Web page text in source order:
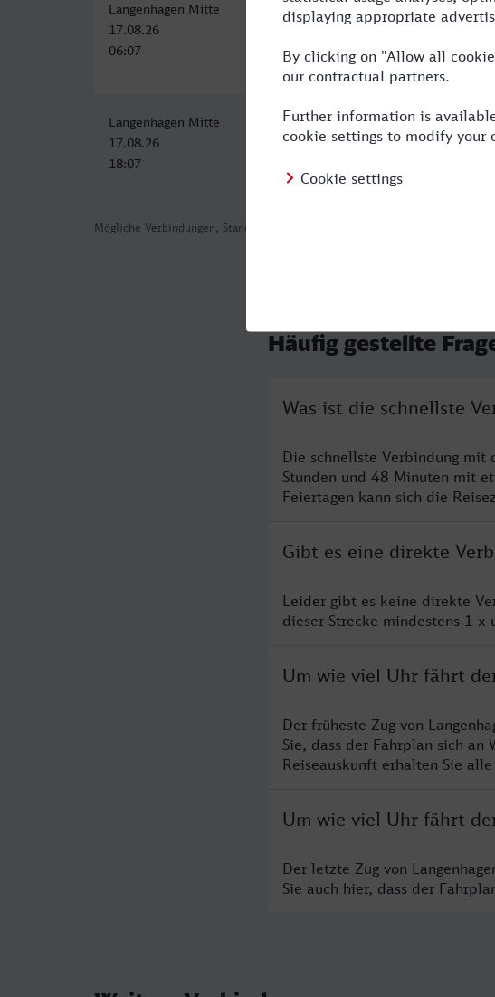
Mögliche Verbindungen, Stand: 2026-08-03 15:10
Langenhagen Mitte
17.08.26
06:07
Osnabrück Hbf
17.08.26
09:12
Langenhagen Mitte
17.08.26
18:07
Osnabrück Hbf
17.08.26
Häufig gestellte
Was ist die schnellste
Die schnellste Verbindung mit
Stunden und 48 Minuten mit
Feiertagen kann sich die
Gibt es eine direkte
Leider gibt es keine direkte
dieser Strecke mindestens 1 x
Um wie viel Uhr fährt
Der früheste Zug von
Sie, dass der Fahrplan sich an
Reiseauskunft erhalten Sie
Um wie viel Uhr fährt
Der letzte Zug von
Sie auch hier, dass der